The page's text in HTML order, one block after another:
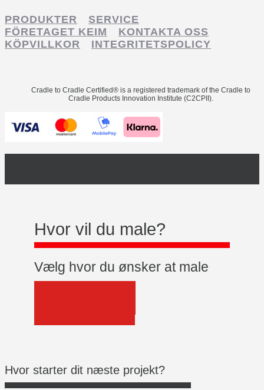
PRODUKTER
SERVICE
FÖRETAGET KEIM
KONTAKTA OSS
KÖPVILLKOR
INTEGRITETSPOLICY
Cradle to Cradle Certified® is a registered trademark of the Cradle to
Cradle Products Innovation Institute (C2CPII).
Hvor vil du male?
Vælg hvor du ønsker at male
Hvor starter dit næste projekt?